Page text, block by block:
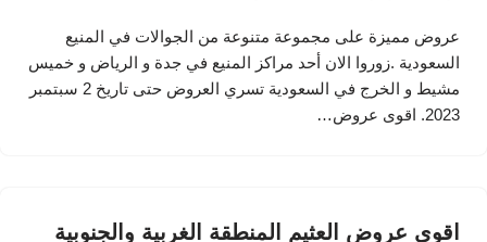
عروض مميزة على مجموعة متنوعة من الجوالات في المنيع
السعودية .زوروا الان أحد مراكز المنيع في جدة و الرياض و خميس
مشيط و الخرج في السعودية تسري العروض حتى تاريخ 2 سبتمبر
2023. اقوى عروض…
اقوى عروض العثيم المنطقة الغربية والجنوبية